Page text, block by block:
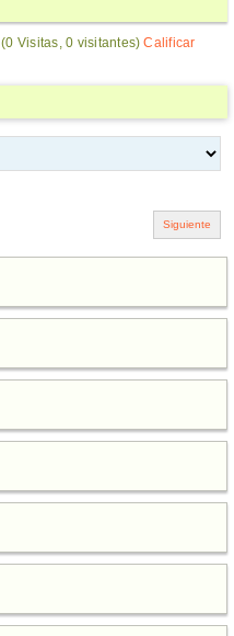
(0 Visitas, 0 visitantes)Calificar